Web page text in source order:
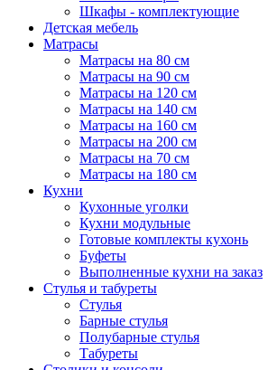
Шкафы - комплектующие
Детская мебель
Матрасы
Матрасы на 80 см
Матрасы на 90 см
Матрасы на 120 см
Матрасы на 140 см
Матрасы на 160 см
Матрасы на 200 см
Матрасы на 70 см
Матрасы на 180 см
Кухни
Кухонные уголки
Кухни модульные
Готовые комплекты кухонь
Буфеты
Выполненные кухни на заказ
Стулья и табуреты
Стулья
Барные стулья
Полубарные стулья
Табуреты